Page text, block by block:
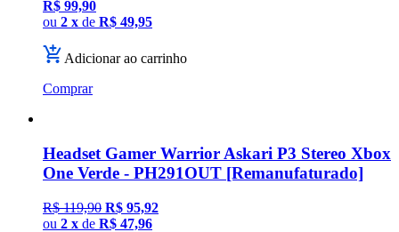
R$ 99,90
ou 2 x de R$ 49,95
Adicionar ao carrinho
Comprar
Headset Gamer Warrior Askari P3 Stereo Xbox
One Verde - PH291OUT [Remanufaturado]
R$ 119,90 R$ 95,92
ou 2 x de R$ 47,96